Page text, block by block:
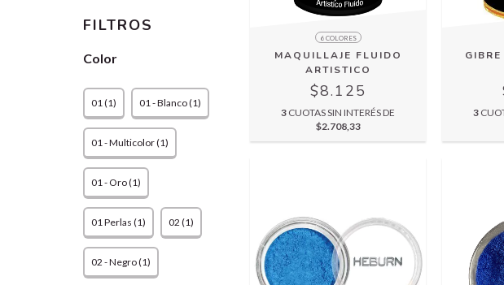
FILTROS
Color
01 (1) 01 - Blanco (1)
01 - Multicolor (1)
01 - Oro (1)
01 Perlas (1) 02 (1)
02 - Negro (1)
6 COLORES
MAQUILLAJE FLUIDO
ARTISTICO
$8.125
3 CUOTAS SIN INTERÉS DE
$2.708,33
3